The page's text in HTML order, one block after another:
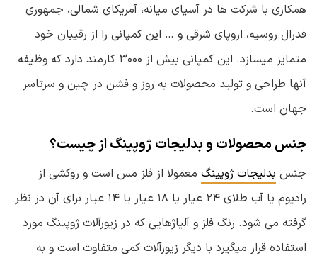
همکاری با شرکت ها در آسیای میانه، آمریکای شمالی، جمهوری
فدرال روسیه، اروپای شرقی و … این کمپانی را از رقیبان خود
متمایز میسازد. این کمپانی بیش از ۳۰۰۰ کارمند دارد که وظیفه
آنها طراحی و تولید محصولات به روز و فشن در چین و سرتاسر
جهان است.
جنس محصولات و بدلیجات ژوپینگ از چیست؟
جنس بدلیجات ژوپینگ معمولا از فلز مس است و روکشی از
رادیوم یا آب طلای ۲۴ عیار یا ۱۸ عیار یا ۱۴ عیار برای آن در نظر
گرفته می شود. رنگ فلز و آلیاژهایی که در زیورآلات ژوپینگ مورد
استفاده قرار میگیرد با دیگر زیورآلات کمی متفاوت است و به